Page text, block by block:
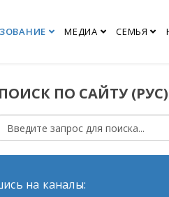
МЕДИА СЕМЬЯ
ПОИСК ПО САЙТУ (РУС)
на каналы: